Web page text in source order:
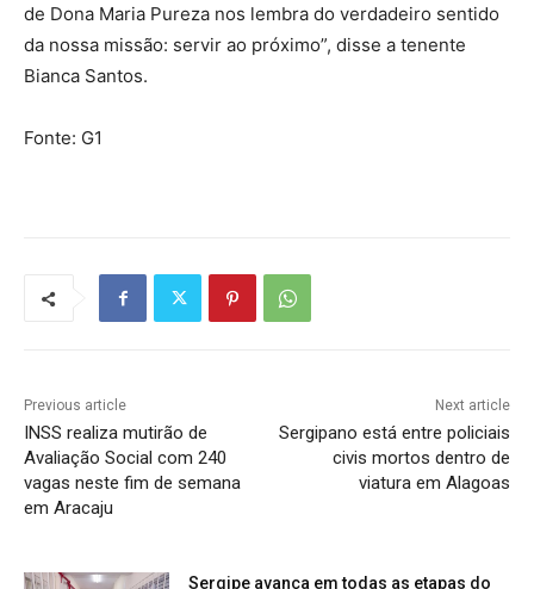
de Dona Maria Pureza nos lembra do verdadeiro sentido
da nossa missão: servir ao próximo”, disse a tenente
Bianca Santos.
Fonte: G1
Previous article
INSS realiza mutirão de
Avaliação Social com 240
vagas neste fim de semana
em Aracaju
Next article
Sergipano está entre policiais
civis mortos dentro de
viatura em Alagoas
Sergipe avança em todas as etapas do